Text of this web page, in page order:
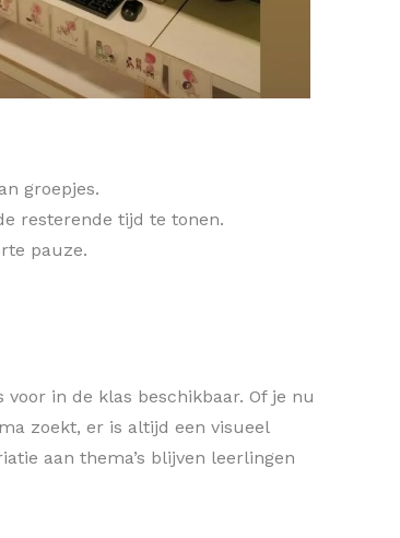
groepjes.
resterende tijd te tonen.
pauze.
in de klas beschikbaar. Of je nu
zoekt, er is altijd een visueel
aan thema’s blijven leerlingen